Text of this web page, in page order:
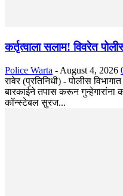
कर्तृत्वाला सलाम! विवरेत
Police Warta - August 4, 2026
रावेर (प्रतिनिधी) - पोलीस
बारकाईने तपास करून गुन्हेगारांना
कॉन्स्टेबल सुरज...